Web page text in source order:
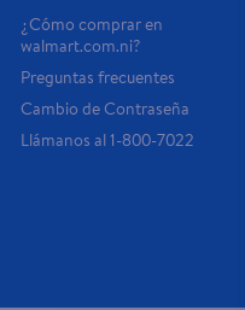
¿Cómo comprar en
walmart.com.ni?
Preguntas frecuentes
Cambio de Contraseña
Llámanos al 1-800-7022